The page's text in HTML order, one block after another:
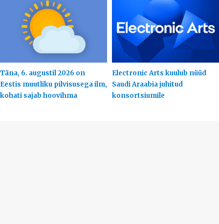
Täna, 6. augustil 2026 on
Eestis muutliku pilvisusega ilm,
kohati sajab hoovihma
Electronic Arts kuulub nüüd
Saudi Araabia juhitud
konsortsiumile